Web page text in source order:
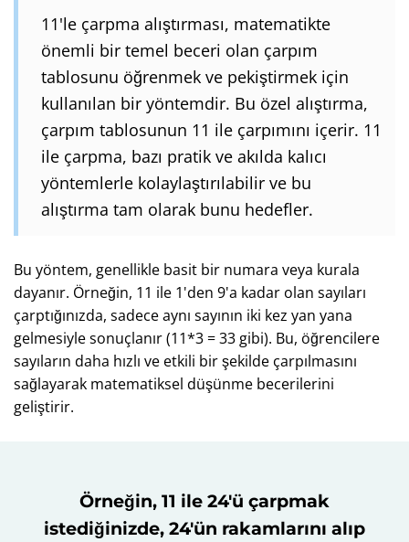
11'le çarpma alıştırması, matematikte
önemli bir temel beceri olan çarpım
tablosunu öğrenmek ve pekiştirmek için
kullanılan bir yöntemdir. Bu özel alıştırma,
çarpım tablosunun 11 ile çarpımını içerir. 11
ile çarpma, bazı pratik ve akılda kalıcı
yöntemlerle kolaylaştırılabilir ve bu
alıştırma tam olarak bunu hedefler.
Bu yöntem, genellikle basit bir numara veya kurala
dayanır. Örneğin, 11 ile 1'den 9'a kadar olan sayıları
çarptığınızda, sadece aynı sayının iki kez yan yana
gelmesiyle sonuçlanır (11*3 = 33 gibi). Bu, öğrencilere
sayıların daha hızlı ve etkili bir şekilde çarpılmasını
sağlayarak matematiksel düşünme becerilerini
geliştirir.
Örneğin, 11 ile 24'ü çarpmak
istediğinizde, 24'ün rakamlarını alıp